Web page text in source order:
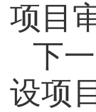
项目
下
设项